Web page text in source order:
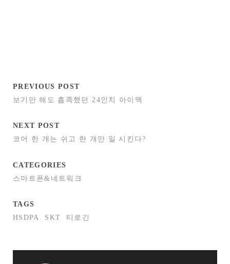
PREVIOUS POST
보기만 해도 흡족했던 24인치 아이맥
NEXT POST
코어 한 개는 쉬고 한 개만 일 시킨다?
CATEGORIES
스마트폰&네트워크
TAGS
HSDPA
SKT 티로긴